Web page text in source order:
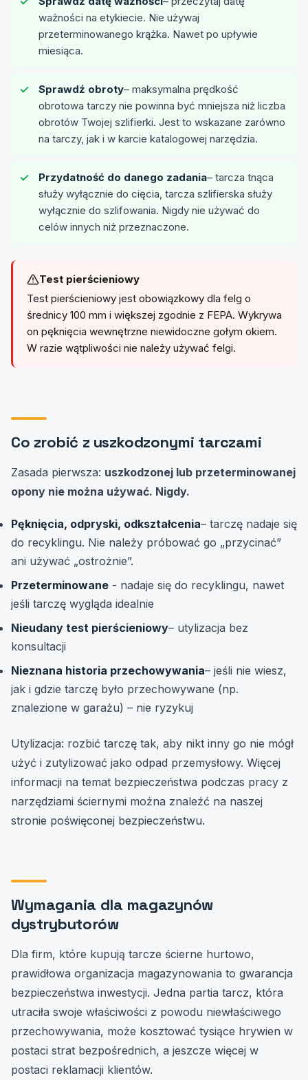
ważności na etykiecie. Nie używaj
przeterminowanego krążka. Nawet po upływie
miesiąca.
Sprawdź obroty– maksymalna prędkość
obrotowa tarczy nie powinna być mniejsza niż liczba
obrotów Twojej szlifierki. Jest to wskazane zarówno
na tarczy, jak i w karcie katalogowej narzędzia.
Przydatność do danego zadania– tarcza tnąca
służy wyłącznie do cięcia, tarcza szlifierska służy
wyłącznie do szlifowania. Nigdy nie używać do
celów innych niż przeznaczone.
Test pierścieniowy
Test pierścieniowy jest obowiązkowy dla felg o
średnicy 100 mm i większej zgodnie z FEPA. Wykrywa
on pęknięcia wewnętrzne niewidoczne gołym okiem.
W razie wątpliwości nie należy używać felgi.
Co zrobić z uszkodzonymi tarczami
Zasada pierwsza: uszkodzonej lub przeterminowanej
opony nie można używać. Nigdy.
Pęknięcia, odpryski, odkształcenia– tarczę nadaje się
do recyklingu. Nie należy próbować go „przycinać”
ani używać „ostrożnie”.
Przeterminowane - nadaje się do recyklingu, nawet
jeśli tarczę wygląda idealnie
Nieudany test pierścieniowy– utylizacja bez
konsultacji
Nieznana historia przechowywania– jeśli nie wiesz,
jak i gdzie tarczę było przechowywane (np.
znalezione w garażu) – nie ryzykuj
Utylizacja: rozbić tarczę tak, aby nikt inny go nie mógł
użyć i zutylizować jako odpad przemysłowy. Więcej
informacji na temat bezpieczeństwa podczas pracy z
narzędziami ściernymi można znaleźć na naszej
stronie poświęconej bezpieczeństwu.
Wymagania dla magazynów
dystrybutorów
Dla firm, które kupują tarcze ścierne hurtowo,
prawidłowa organizacja magazynowania to gwarancja
bezpieczeństwa inwestycji. Jedna partia tarcz, która
utraciła swoje właściwości z powodu niewłaściwego
przechowywania, może kosztować tysiące hrywien w
postaci strat bezpośrednich, a jeszcze więcej w
postaci reklamacji klientów.